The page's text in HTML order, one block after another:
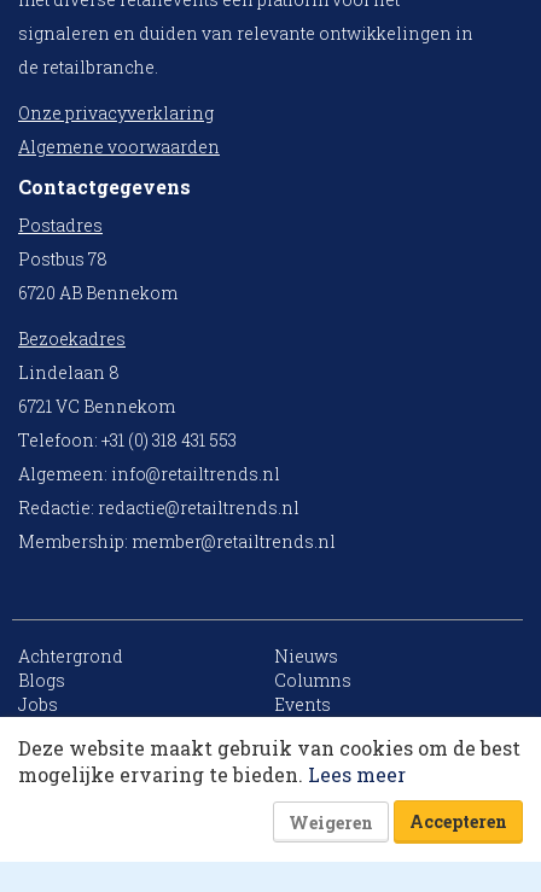
Dit artikel krijg je cadeau. Lees alles van
RetailTrends voor slechts € 10,- (eerste maand).
Of log in
signaleren en duiden van relevante ontwikkelingen in
de retailbranche.
Onze privacyverklaring
Algemene voorwaarden
Contactgegevens
Postadres
Postbus 78
6720 AB Bennekom
Bezoekadres
Lindelaan 8
6721 VC Bennekom
Telefoon: +31 (0) 318 431 553
Algemeen: info@retailtrends.nl
Redactie: redactie@retailtrends.nl
Membership: member@retailtrends.nl
Achtergrond
Nieuws
Blogs
Columns
Jobs
Events
Archief
Sitemap
Website is powered by
Deze website maakt gebruik van cookies om de best
mogelijke ervaring te bieden. Lees meer
Weigeren Accepteren